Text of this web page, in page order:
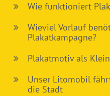
Wie funktioniert
Wieviel Vorlauf
Plakatkampagne?
Plakatmotiv als
Unser Litomobil
die Stadt